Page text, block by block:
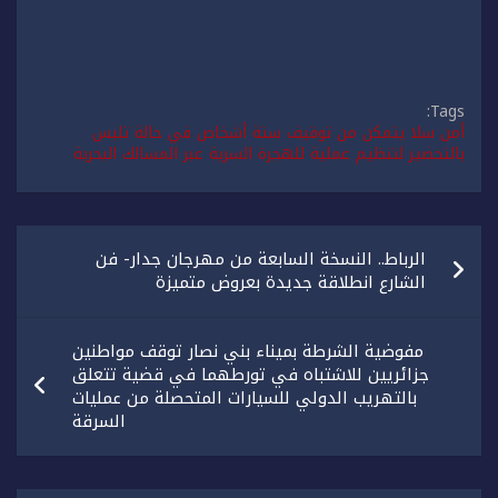
Tags:
أمن سلا يتمكن من توقيف ستة أشخاص في حالة تلبس
بالتحضير لتنظيم عملية للهجرة السرية عبر المسالك البحرية
تصفّح
المقالاتالرباط.. النسخة السابعة من مهرجان جدار- فن
الشارع انطلاقة جديدة بعروض متميزة
مفوضية الشرطة بميناء بني نصار توقف مواطنين
جزائريين للاشتباه في تورطهما في قضية تتعلق
بالتهريب الدولي للسيارات المتحصلة من عمليات
السرقة